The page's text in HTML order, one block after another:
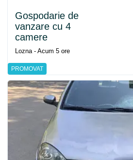
PROMOVAT
Gospodarie de
vanzare cu 4
camere
Lozna - Acum 5 ore